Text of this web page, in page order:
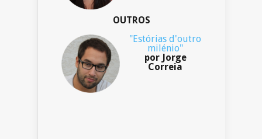
OUTROS
"Estórias d'outro
milénio"
por Jorge
Correia